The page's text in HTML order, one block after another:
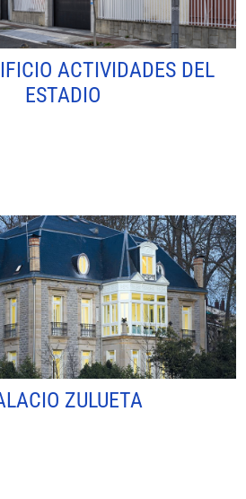
ACTIVIDADES DEL
ESTADIO
ZULUETA